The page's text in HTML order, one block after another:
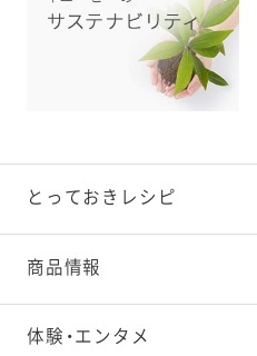
とっておきレシピ
とっておきレシピトップ
素材の知識
商品情報
商品情報トップ
体験・エンタメ